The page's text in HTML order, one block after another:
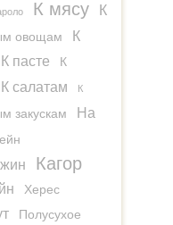
К мясу
К
овощам
К
К пасте
К
К салатам К
закускам
На
Кагор
Херес
Полусухое